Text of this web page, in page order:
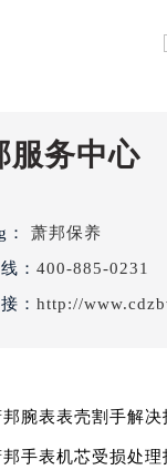
辽宁省朝阳市
辽宁省丹东市
辽宁省阜新市
辽宁省葫芦岛
辽宁省辽阳市
辽宁省盘锦市
北京市朝阳区
北京市东城区
服务中心
： 萧邦保养
： 400-885-0231
： http://
邦腕表表壳割手解决
邦手表机芯受损处理